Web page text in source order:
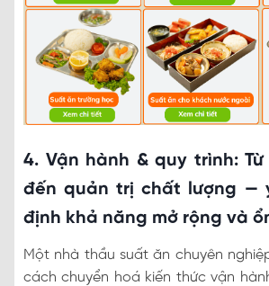
4. Vận hành & quy trình:
đến quản trị chất lượng —
định khả năng mở rộng và
Một nhà thầu suất ăn chuyên
cách chuyển hoá kiến thức vận